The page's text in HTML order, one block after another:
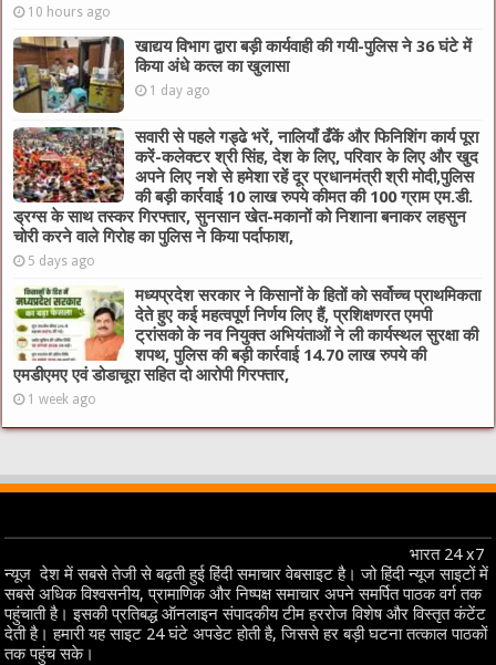
10 hours ago
खाद्यय विभाग द्वारा बड़ी कार्यवाही की गयी-पुलिस ने 36 घंटे में
किया अंधे कत्ल का खुलासा
1 day ago
सवारी से पहले गड्ढे भरें, नालियाँ ढँकें और फिनिशिंग कार्य पूरा
करें-कलेक्टर श्री सिंह, देश के लिए, परिवार के लिए और खुद
अपने लिए नशे से हमेशा रहें दूर प्रधानमंत्री श्री मोदी,पुलिस
की बड़ी कार्रवाई 10 लाख रुपये कीमत की 100 ग्राम एम.डी.
ड्रग्स के साथ तस्कर गिरफ्तार, सुनसान खेत-मकानों को निशाना बनाकर लहसुन
चोरी करने वाले गिरोह का पुलिस ने किया पर्दाफाश,
5 days ago
मध्यप्रदेश सरकार ने किसानों के हितों को सर्वोच्च प्राथमिकता
देते हुए कई महत्वपूर्ण निर्णय लिए हैं, प्रशिक्षणरत एमपी
ट्रांसको के नव नियुक्त अभियंताओं ने ली कार्यस्थल सुरक्षा की
शपथ, पुलिस की बड़ी कार्रवाई 14.70 लाख रुपये की
एमडीएमए एवं डोडाचूरा सहित दो आरोपी गिरफ्तार,
1 week ago
भारत 24 x7
न्यूज देश में सबसे तेजी से बढ़ती हुई हिंदी समाचार वेबसाइट है। जो हिंदी न्यूज साइटों में
सबसे अधिक विश्वसनीय, प्रामाणिक और निष्पक्ष समाचार अपने समर्पित पाठक वर्ग तक
पहुंचाती है। इसकी प्रतिबद्ध ऑनलाइन संपादकीय टीम हररोज विशेष और विस्तृत कंटेंट
देती है। हमारी यह साइट 24 घंटे अपडेट होती है, जिससे हर बड़ी घटना तत्काल पाठकों
तक पहुंच सके।